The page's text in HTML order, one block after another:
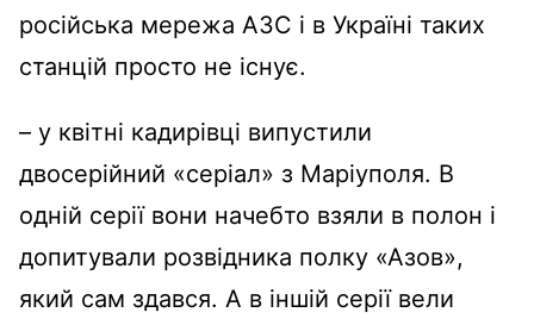
російська мережа АЗС і в Україні таких
станцій просто не існує.
– у квітні кадирівці випустили
двосерійний «серіал» з Маріуполя. В
одній серії вони начебто взяли в полон і
допитували розвідника полку «Азов»,
який сам здався. А в іншій серії вели